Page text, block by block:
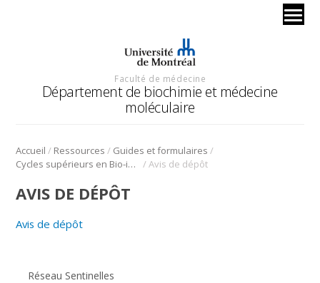
Faculté de médecine
Département de biochimie et médecine
moléculaire
Accueil / Ressources / Guides et formulaires /
Cycles supérieurs en Bio-informatique
/Avis de dépôt
Réseau Sentinelles
AVIS DE DÉPÔT
Avis de dépôt